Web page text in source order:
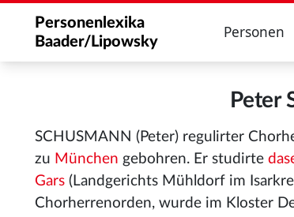
Personenlexika
Baader/Lipowsky
Personen
Peter
SCHUSMANN (Peter) regulirter
zu München gebohren. Er studirte
Gars (Landgerichts Mühldorf im
Chorherrenorden, wurde im Kloster